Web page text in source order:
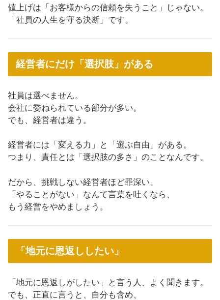
値上げは「お客様からの信頼を失うこと」じゃない。
「社員の人生を守る決断」です。
経営者にだけ「選択肢」がある
社員は選べません。
会社に委ねられている部分が多い。
でも、経営者は違う。
経営者には「変える力」と「選ぶ自由」がある。
つまり、責任とは「選択肢の多さ」のことなんです。
だから、挑戦しない経営者ほど罪深い。
「やることがない」なんて言葉を吐くなら、
もう経営をやめましょう。
「地元に恩返ししたい」
「地元に恩返しがしたい」と言う人、よく聞きます。
でも、正直に言うと、自分も含め、